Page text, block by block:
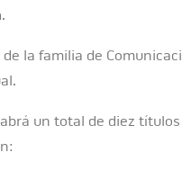
.
de la familia de
un total de diez títulos